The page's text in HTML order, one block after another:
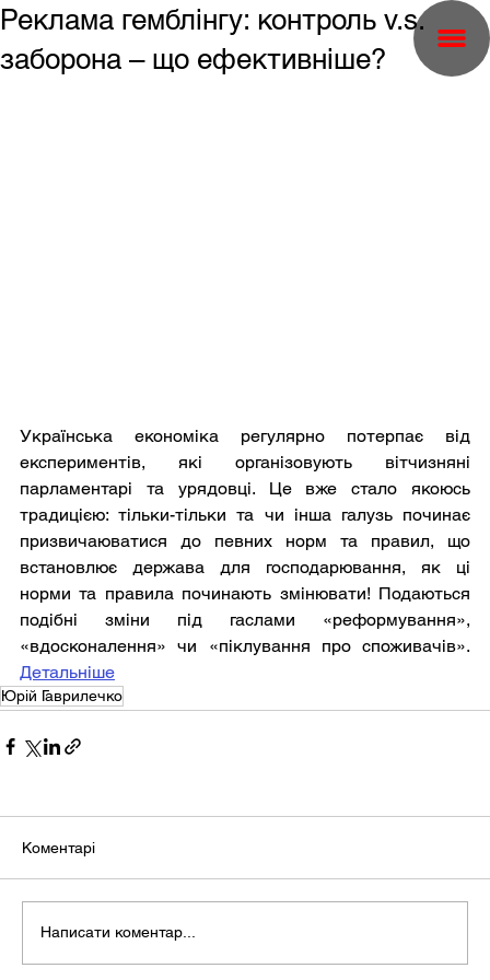
Реклама гемблінгу: контроль v.s.
заборона – що ефективніше?
Українська економіка регулярно потерпає від
експериментів, які організовують вітчизняні
парламентарі та урядовці. Це вже стало якоюсь
традицією: тільки-тільки та чи інша галузь починає
призвичаюватися до певних норм та правил, що
встановлює держава для господарювання, як ці
норми та правила починають змінювати! Подаються
подібні зміни під гаслами «реформування»,
Детальніше
Юрій Гаврилечко
Коментарі
Написати коментар...